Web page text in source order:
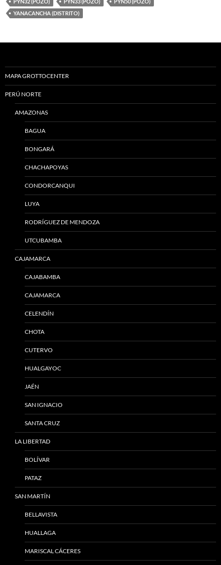
YANACANCHA (DISTRITO)
MAPA GROTTOCENTER
PERÚ NORTE
AMAZONAS
BAGUA
BONGARÁ
CHACHAPOYAS
CONDORCANQUI
LUYA
RODRÍGUEZ DE MENDOZA
UTCUBAMBA
CAJAMARCA
CAJABAMBA
CAJAMARCA
CELENDÍN
CHOTA
CUTERVO
HUALGAYOC
JAÉN
SAN IGNACIO
SANTA CRUZ
LA LIBERTAD
BOLÍVAR
PATAZ
SAN MARTÍN
BELLAVISTA
HUALLAGA
MARISCAL CÁCERES